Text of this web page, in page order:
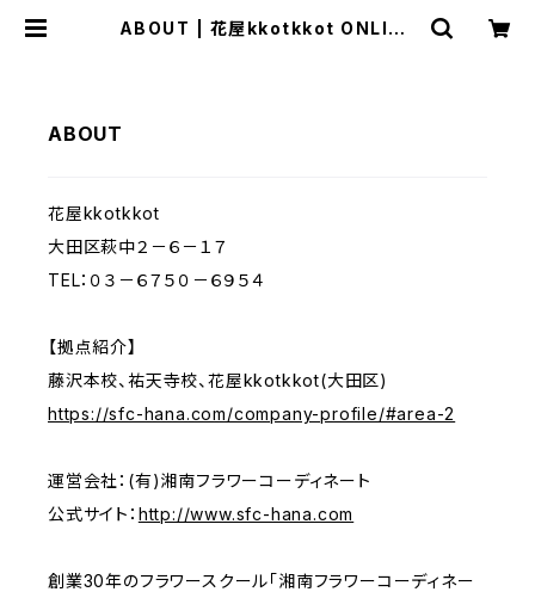
ABOUT | 花屋kkotkkot ONLINE
ABOUT
花屋kkotkkot
大田区萩中２－６－１７
TEL：０３－６７５０－６９５４
【拠点紹介】
藤沢本校、祐天寺校、花屋kkotkkot(大田区)
https://sfc-hana.com/company-profile/#area-2
運営会社：(有)湘南フラワーコーディネート
公式サイト： http://www.sfc-hana.com
創業30年のフラワースクール「湘南フラワーコーディネー